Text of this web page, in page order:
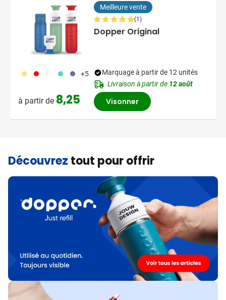
694 696 697 852 698 +5
à partir de 8,25
Meilleure vente
(1)
Dopper Original
Marquage à partir de 12 unités
Livraison à partir de 12 août
Visonner
Découvrez tout pour offrir